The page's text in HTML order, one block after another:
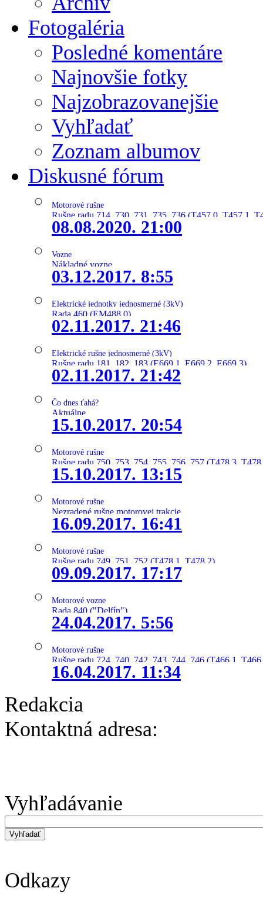
Fotogaléria
Posledné komentáre
Najnovšie fotky
Najzobrazovanejšie
Vyhľadať
Zoznam albumov
Diskusné fórum
Motorové rušne
Rušne radu 714, 730, 731, 735, 736 (T457.0, T457.1,
08.08.2020. 21:00
Vozne
Nákladné vozne
03.12.2017. 8:55
Elektrické jednotky jednosmerné (3kV)
Rada 460 (EM488.0)
02.11.2017. 21:46
Elektrické rušne jednosmerné (3kV)
Rušne radu 181, 182, 183 (E669.1, E669.2, E669.3)
02.11.2017. 21:42
Čo dnes ťahá?
Aktuálne
15.10.2017. 20:54
Motorové rušne
Rušne radu 750, 753, 754, 755, 756, 757 (T478.3,
15.10.2017. 13:15
Motorové rušne
Nezradené rušne motorovej trakcie
16.09.2017. 16:41
Motorové rušne
Rušne radu 749, 751, 752 (T478.1, T478.2)
09.09.2017. 17:17
Motorové vozne
Rada 840 ("Delfín")
24.04.2017. 5:56
Motorové rušne
Rušne radu 724, 740, 742, 743, 744, 746 (T466.1,
16.04.2017. 11:34
Redakcia
Kontaktná adresa:
Vyhľadávanie
Odkazy